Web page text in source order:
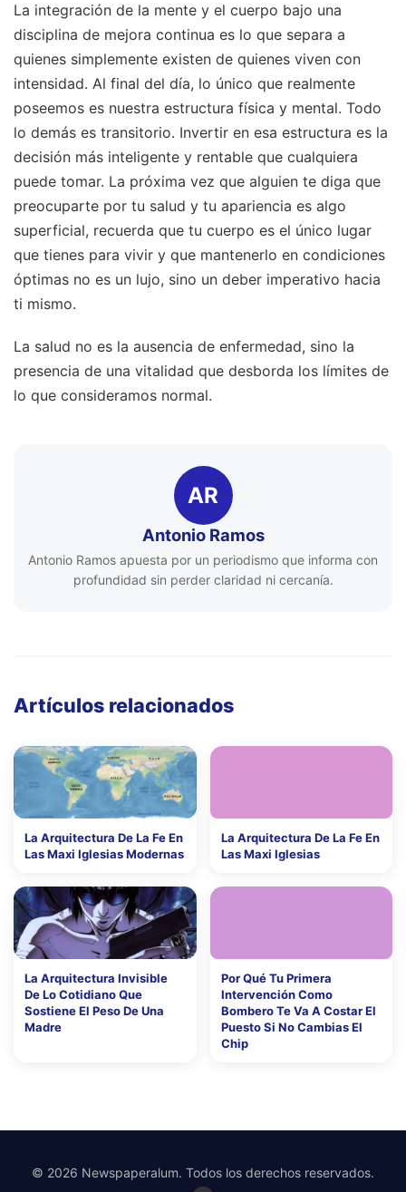
La integración de la mente y el cuerpo bajo una
disciplina de mejora continua es lo que separa a
quienes simplemente existen de quienes viven con
intensidad. Al final del día, lo único que realmente
poseemos es nuestra estructura física y mental. Todo
lo demás es transitorio. Invertir en esa estructura es la
decisión más inteligente y rentable que cualquiera
puede tomar. La próxima vez que alguien te diga que
preocuparte por tu salud y tu apariencia es algo
superficial, recuerda que tu cuerpo es el único lugar
que tienes para vivir y que mantenerlo en condiciones
óptimas no es un lujo, sino un deber imperativo hacia
ti mismo.
La salud no es la ausencia de enfermedad, sino la
presencia de una vitalidad que desborda los límites de
lo que consideramos normal.
AR
Antonio Ramos
Antonio Ramos apuesta por un periodismo que informa con
profundidad sin perder claridad ni cercanía.
Artículos relacionados
La Arquitectura De La Fe En
Las Maxi Iglesias Modernas
La Arquitectura De La Fe En
Las Maxi Iglesias
La Arquitectura Invisible
De Lo Cotidiano Que
Sostiene El Peso De Una
Madre
Por Qué Tu Primera
Intervención Como
Bombero Te Va A Costar El
Puesto Si No Cambias El
Chip
© 2026 Newspaperalum. Todos los derechos reservados.